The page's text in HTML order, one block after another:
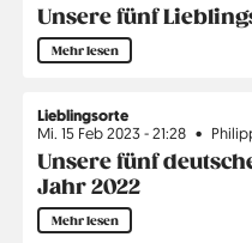
Unsere fünf
Mehr lesen
Lieblingsorte
Mi. 15 Feb 2023 - 21:28
Unsere fünf
Jahr 2022
Mehr lesen